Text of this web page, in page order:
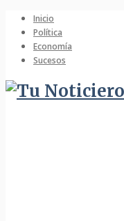
Inicio
Política
Economía
Sucesos